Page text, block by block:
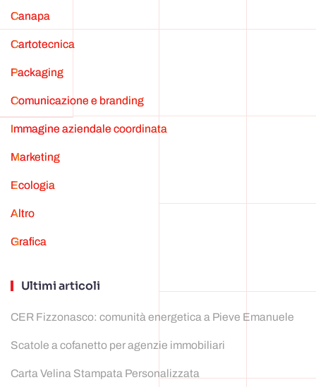
canapa
cartotecnica
Packaging
Comunicazione e branding
Immagine aziendale coordinata
marketing
ecologia
Altro
grafica
Ultimi articoli
CER Fizzonasco: comunità energetica a Pieve Emanuele
Scatole a cofanetto per agenzie immobiliari
Carta Velina Stampata Personalizzata